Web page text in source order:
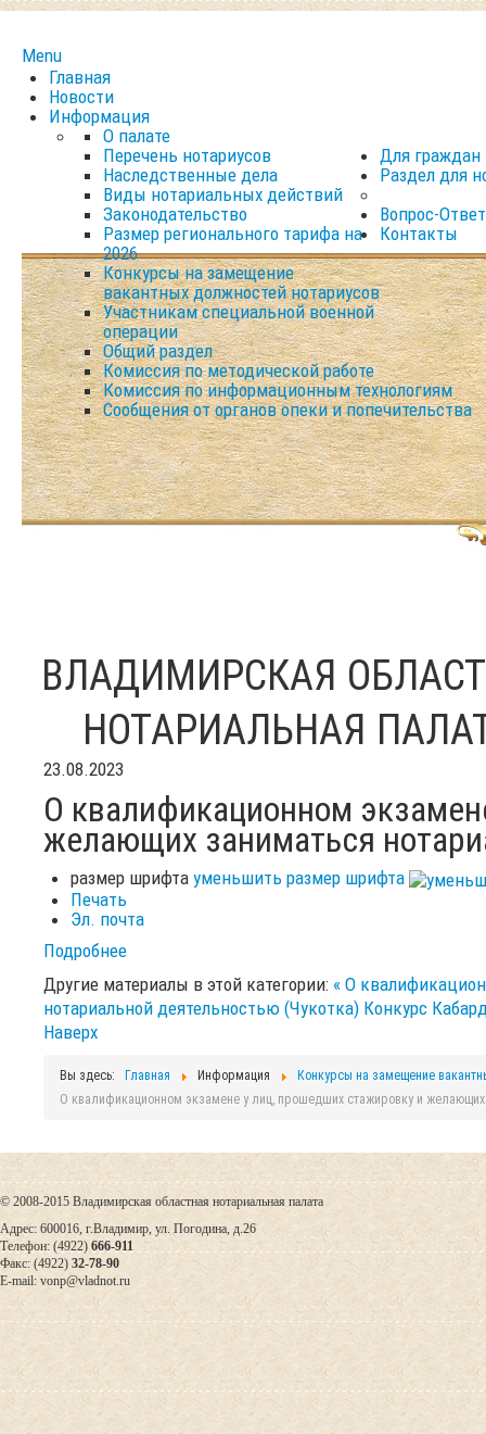
Menu
Главная
Новости
Информация
О палате
Перечень нотариусов
Наследственные дела
Виды нотариальных действий
Законодательство
Размер регионального тарифа на
2026
Конкурсы на замещение
вакантных должностей нотариусов
Участникам специальной военной
операции
Для граждан
Раздел для
Общий раздел
Комиссия по методической работе
Комиссия по информационным технологиям
Сообщения от органов опеки и попечительства
Вопрос-Ответ
Контакты
ВЛАДИМИРСКАЯ
НОТАРИАЛЬНАЯ
23.08.2023
О квалификационном
желающих заниматься
размер шрифта уменьшить размер шрифта
Печать
Эл. почта
Подробнее
Другие материалы в этой категории: « О
нотариальной деятельностью (Чукотка) Конкурс
Наверх
Вы здесь: Главная Информация
Конкурсы на замещение
О квалификационном экзамене у лиц, прошедших стажировку и желающих
© 2008-2015 Владимирская областная нотариальная палата
Адрес: 600016, г.Владимир, ул. Погодина, д.26
Телефон: (4922) 666-911
Факс: (4922) 32-78-90
E-mail: vonp@vladnot.ru